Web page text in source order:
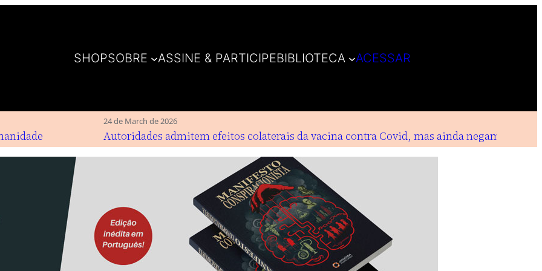
SHOPSOBRE ASSINE & PARTICIPEBIBLIOTECA ACESSAR
24 de March de 2026
Autoridades admitem efeitos colaterais da vacina contra Covid, mas ainda negam